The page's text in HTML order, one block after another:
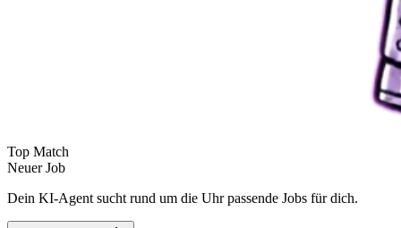
Top Match
Neuer Job
Dein KI-Agent sucht rund um die Uhr passende Jobs für dich.